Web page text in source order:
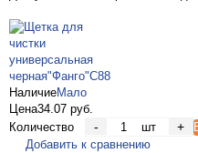
НаличиеМало
Цена34.07 руб.
Количество
- шт +
Добавить к сравнению